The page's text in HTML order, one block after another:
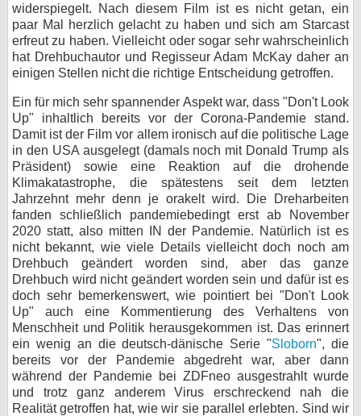
widerspiegelt. Nach diesem Film ist es nicht getan, ein
paar Mal herzlich gelacht zu haben und sich am Starcast
erfreut zu haben. Vielleicht oder sogar sehr wahrscheinlich
hat Drehbuchautor und Regisseur Adam McKay daher an
einigen Stellen nicht die richtige Entscheidung getroffen.
Ein für mich sehr spannender Aspekt war, dass "Don't Look
Up" inhaltlich bereits vor der Corona-Pandemie stand.
Damit ist der Film vor allem ironisch auf die politische Lage
in den USA ausgelegt (damals noch mit Donald Trump als
Präsident) sowie eine Reaktion auf die drohende
Klimakatastrophe, die spätestens seit dem letzten
Jahrzehnt mehr denn je orakelt wird. Die Dreharbeiten
fanden schließlich pandemiebedingt erst ab November
2020 statt, also mitten IN der Pandemie. Natürlich ist es
nicht bekannt, wie viele Details vielleicht doch noch am
Drehbuch geändert worden sind, aber das ganze
Drehbuch wird nicht geändert worden sein und dafür ist es
doch sehr bemerkenswert, wie pointiert bei "Don't Look
Up" auch eine Kommentierung des Verhaltens von
Menschheit und Politik herausgekommen ist. Das erinnert
ein wenig an die deutsch-dänische Serie "Sloborn", die
bereits vor der Pandemie abgedreht war, aber dann
während der Pandemie bei ZDFneo ausgestrahlt wurde
und trotz ganz anderem Virus erschreckend nah die
Realität getroffen hat, wie wir sie parallel erlebten. Sind wir